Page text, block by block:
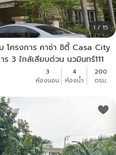
1 / 15
โครงการ คาซ่า ซิตี้ Casa City
3 ใกล้เลียบด่วน นวมินทร์111
3
ห้องนอน
4
ห้องน้ำ
200
ตรม.